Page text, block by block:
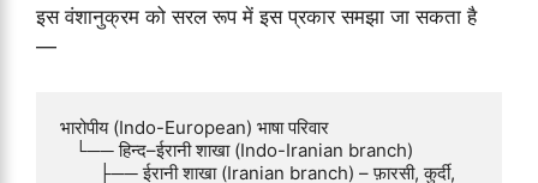
इस वंशानुक्रम को सरल रूप में इस प्रकार समझा जा सकता है
—
भारोपीय (Indo-European) भाषा परिवार